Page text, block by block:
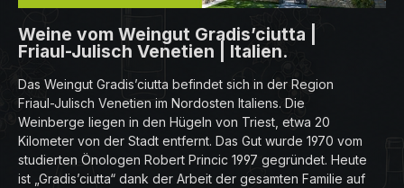
Weine vom Weingut Gradis’ciutta |
Friaul-Julisch Venetien | Italien.
Das Weingut Gradis’ciutta befindet sich in der Region
Friaul-Julisch Venetien im Nordosten Italiens. Die
Weinberge liegen in den Hügeln von Triest, etwa 20
Kilometer von der Stadt entfernt. Das Gut wurde 1970 vom
studierten Önologen Robert Princic 1997 gegründet. Heute
ist „Gradis’ciutta“ dank der Arbeit der gesamten Familie auf